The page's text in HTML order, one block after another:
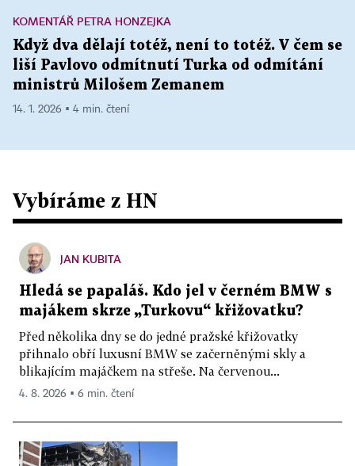
KOMENTÁŘ PETRA HONZEJKA
Když dva dělají totéž, není to totéž. V čem se
liší Pavlovo odmítnutí Turka od odmítání
ministrů Milošem Zemanem
14. 1. 2026 ▪ 4 min. čtení
Vybíráme z HN
JAN KUBITA
Hledá se papaláš. Kdo jel v černém BMW s
majákem skrze „Turkovu“ křižovatku?
Před několika dny se do jedné pražské křižovatky
přihnalo obří luxusní BMW se začerněnými skly a
blikajícím majáčkem na střeše. Na červenou...
4. 8. 2026 ▪ 6 min. čtení